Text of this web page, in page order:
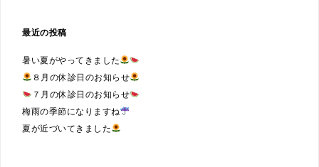
最近の投稿
暑い夏がやってきました
８月の休診日のお知らせ
７月の休診日のお知らせ
梅雨の季節になりますね
夏が近づいてきました